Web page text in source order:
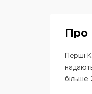
Про
Перші
більше